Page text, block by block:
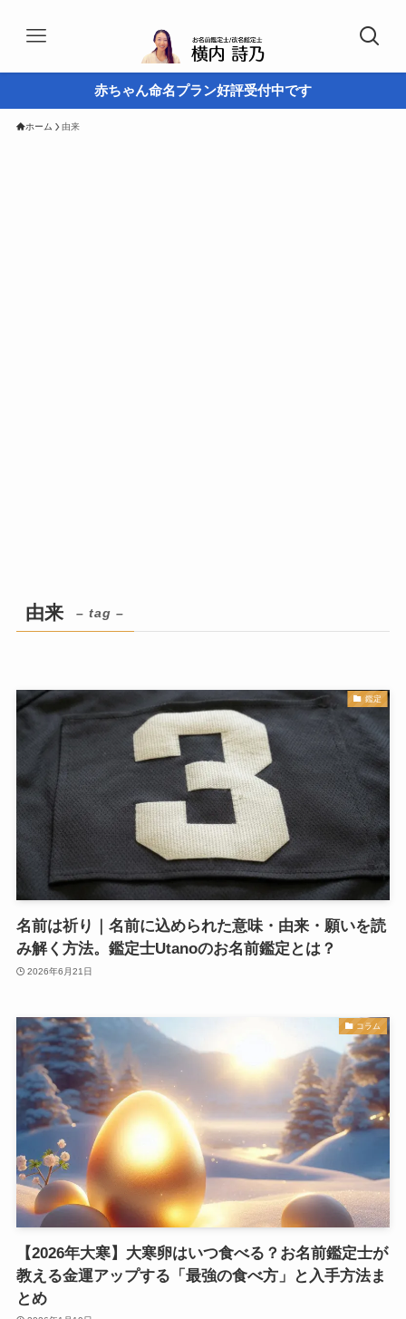
赤ちゃん命名プラン好評受付中です
ホーム 由来
由来 – tag –
鑑定
名前は祈り｜名前に込められた意味・由来・願いを読
み解く方法。鑑定士Utanoのお名前鑑定とは？
2026年6月21日
コラム
【2026年大寒】大寒卵はいつ食べる？お名前鑑定士が
教える金運アップする「最強の食べ方」と入手方法ま
とめ